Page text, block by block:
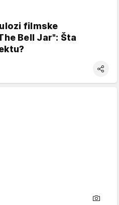
filmske
Bell Jar": Šta